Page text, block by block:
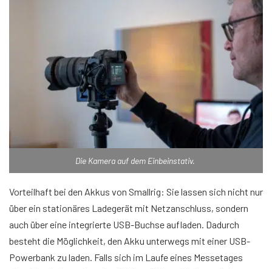
Die Kamera auf dem Einbeinstativ.
Vorteilhaft bei den Akkus von Smallrig: Sie lassen sich nicht nur
über ein stationäres Ladegerät mit Netzanschluss, sondern
auch über eine integrierte USB-Buchse aufladen. Dadurch
besteht die Möglichkeit, den Akku unterwegs mit einer USB-
Powerbank zu laden. Falls sich im Laufe eines Messetages